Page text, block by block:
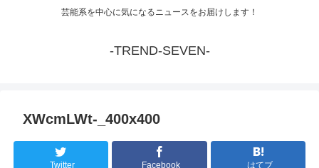
芸能系を中心に気になるニュースをお届けします！
-TREND-SEVEN-
XWcmLWt-_400x400
Twitter Facebook はてブ